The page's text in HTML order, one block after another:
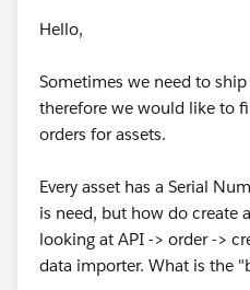
Hello,
Sometimes we need to
therefore we would like to
orders for assets.
Every asset has a Serial
is need, but how do create
looking at API -> order ->
data importer. What is the